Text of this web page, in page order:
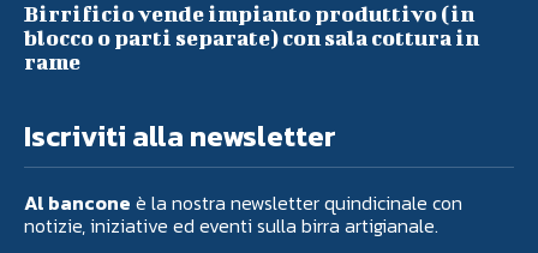
Birrificio vende impianto produttivo (in
blocco o parti separate) con sala cottura in
rame
Iscriviti alla newsletter
Al bancone è la nostra newsletter quindicinale con
notizie, iniziative ed eventi sulla birra artigianale.